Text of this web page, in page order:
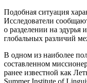
Подобная ситуация
Исследователи
о разделении на эдурья
глобальных различий
В одном из наиболее
составленном
ранее известной как
Summer Institute of